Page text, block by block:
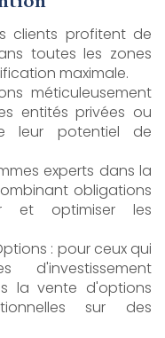
clients profitent de
toutes les zones
maximale.
méticuleusement
entités privées ou
leur potentiel de
experts dans la
obligations
et optimiser les
: pour ceux qui
d'investissement
la vente d'options
sur des